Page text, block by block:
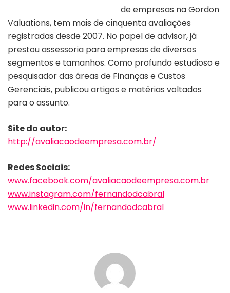
de empresas na Gordon
Valuations, tem mais de cinquenta avaliações
registradas desde 2007. No papel de advisor, já
prestou assessoria para empresas de diversos
segmentos e tamanhos. Como profundo estudioso e
pesquisador das áreas de Finanças e Custos
Gerenciais, publicou artigos e matérias voltados
para o assunto.
Site do autor:
http://avaliacaodeempresa.com.br/
Redes Sociais:
www.facebook.com/avaliacaodeempresa.com.br
www.instagram.com/fernandodcabral
www.linkedin.com/in/fernandodcabral